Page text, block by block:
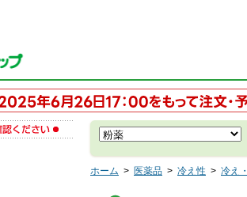
ホーム > 医薬品 > 冷え性 > 冷え